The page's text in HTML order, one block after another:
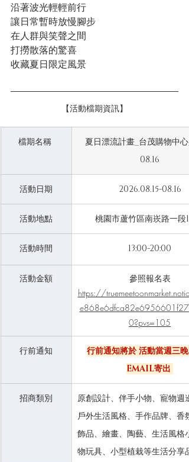
沿著波光輕輕前行
讓日常暫時放慢腳步
在人群與笑聲之間
打撈散落的驚喜
收藏夏日限定風景
【活動檔期資訊】
檔期名稱
夏日漂流計畫_台茂購物中心
08.16
活動日期 2026.08.15-08.16
活動地點 桃園市蘆竹區南崁路一段
活動時間 13:00-20:00
活動金額
參照報名表
https://
0?pvs=105
行前通知
行前通知將於 活動當週三晚
EMAIL寄出
招商類別
原創設計、伴手小物、寵物週
戶外生活風格、手作品牌、香
飾品、繪畫、陶藝、生活風格
物玩具、小型植栽等生活分享